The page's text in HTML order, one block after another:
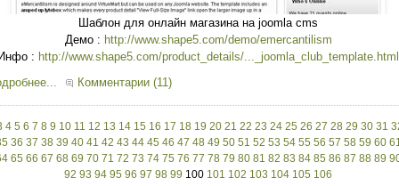
Шаблон для онлайн магазина на joomla cms
Демо : http://www.shape5.com/demo/emercantilism
Инфо : http://www.shape5.com/product_details/..._joomla_club_template.html
Комментарии (11)
4 5 6 7 8 9 10 11 12 13 14 15 16 17 18 19 20 21 22 23 24 25 26 27 28 29 30 31
36 37 38 39 40 41 42 43 44 45 46 47 48 49 50 51 52 53 54 55 56 57 58 59 60
65 66 67 68 69 70 71 72 73 74 75 76 77 78 79 80 81 82 83 84 85 86 87 88 89
92 93 94 95 96 97 98 99 100 101 102 103 104 105 106